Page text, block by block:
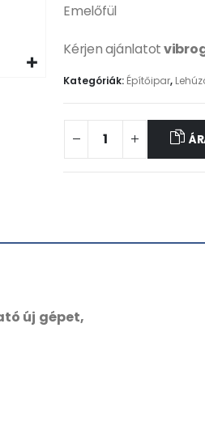
Emelőfül
Kérjen ajánlatot
Kategóriák: Építőipar,
új gépet,